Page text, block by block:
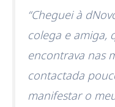
“Cheguei à
colega e amiga,
encontrava nas
contactada
manifestar o